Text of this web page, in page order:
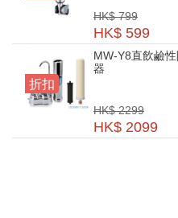
HK$ 799
HK$ 599
折扣
MW-Y8直飲鹼
器
HK$ 2299
HK$ 2099